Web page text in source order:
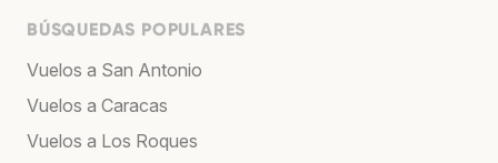
BÚSQUEDAS POPULARES
Vuelos a San Antonio
Vuelos a Caracas
Vuelos a Los Roques